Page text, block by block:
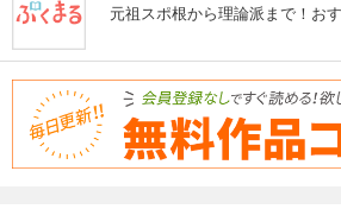
元祖スポ根から理論派まで！お